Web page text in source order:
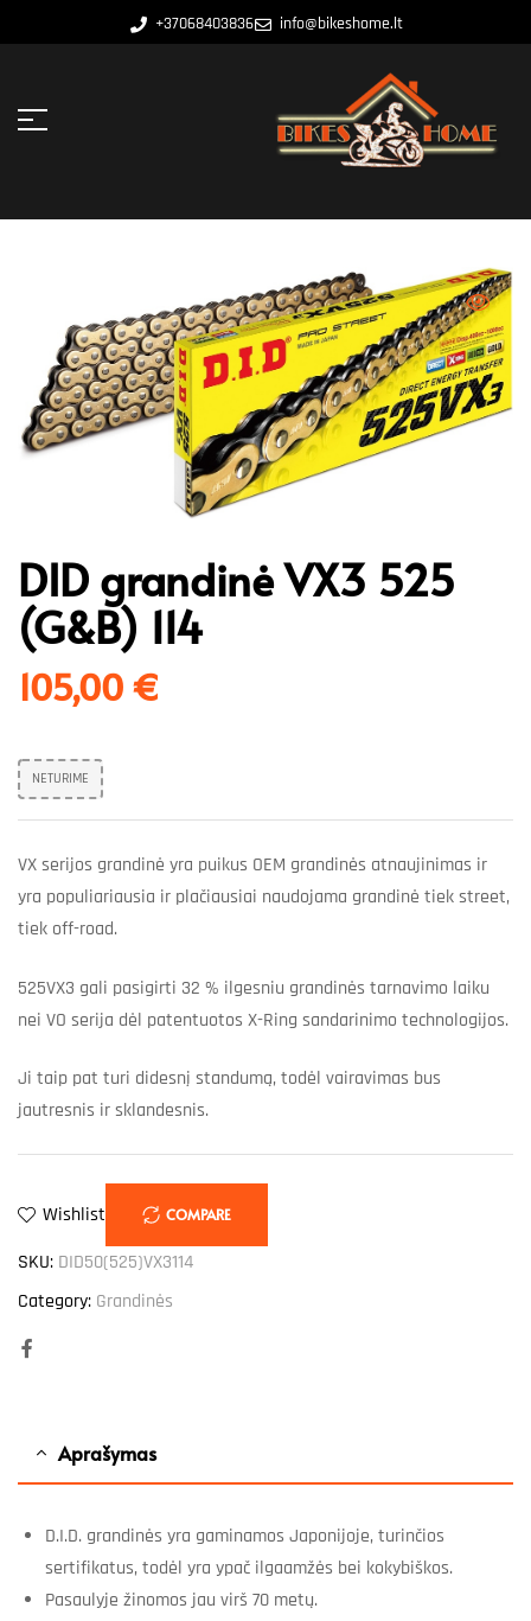
+37068403836 info@bikeshome.lt
DID grandinė VX3 525
(G&B) 114
105,00€
NETURIME
VX serijos grandinė yra puikus OEM grandinės atnaujinimas ir
yra populiariausia ir plačiausiai naudojama grandinė tiek street,
tiek off-road.
525VX3 gali pasigirti 32 % ilgesniu grandinės tarnavimo laiku
nei VO serija dėl patentuotos X-Ring sandarinimo technologijos.
Ji taip pat turi didesnį standumą, todėl vairavimas bus
jautresnis ir sklandesnis.
Wishlist COMPARE
SKU: DID50(525)VX3114
Category: Grandinės
Aprašymas
D.I.D. grandinės yra gaminamos Japonijoje, turinčios
sertifikatus, todėl yra ypač ilgaamžės bei kokybiškos.
Pasaulyje žinomos jau virš 70 metų.